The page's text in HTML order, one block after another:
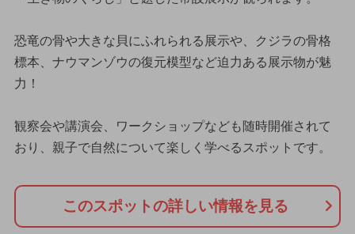
恐竜の骨や大きな貝にふれられる展示や、クジラの骨格
標本、ナウマンゾウの復元模型など迫力ある展示物が魅
力！
観察会や講演会、ワークショップなども随時開催されて
おり、親子で自然について楽しく学べるスポットです。
このスポットの詳しい情報を見る